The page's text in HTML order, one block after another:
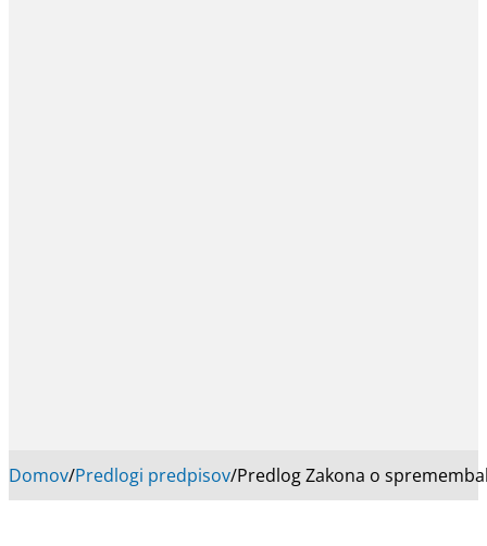
Domov/Predlogi predpisov/Predlog Zakona o